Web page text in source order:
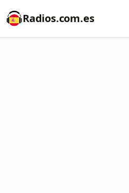
Radios.com.es